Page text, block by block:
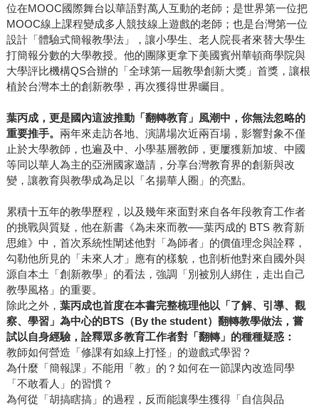
位在MOOC國際舞台以華語對萬人互動的老師；是世界第一位把
MOOC線上課程變成多人競技線上遊戲的老師；也是台灣第一位
設計「體驗式簡報教學法」，讓小學生、老人院長者來替大學生
打簡報分數的大學教授。他的團隊更拿下美國賓州華頓商學院與
大學評比機構QS合辦的「全球第一屆教學創新大獎」首獎，讓根
植於台灣本土的創新教學，再次獲得世界矚目。
葉丙成，更是國內這波推動「翻轉教育」風潮中，你無法忽略的
重要推手。 兩年來走訪各地、演講場次近兩百場，影響對象不僅
止於大學教師，也遍及中、小學基層教師，更屢獲新加坡、中國
等同以華人為主的亞洲國家邀請，分享台灣教育界的創新與改
變，讓教育與教學成為足以「名揚華人圈」的亮點。
累積十五年的教學歷程，以及幾年來面對來自各年段教育工作者
的挑戰與質疑，他在新書《為未來而教──葉丙成的 BTS 教育新
思維》中，首次系統性闡述他對「為師者」的價值理念與詮釋，
勾勒他所見的「未來人才」應有的樣貌，也剖析他對來自國外與
源自本土「創新教學」的看法，強調「別被別人綁住，走出自己
教學風格」的重要。
除此之外， 葉丙成也首度在本書完整梳理他以「了解、引導、觀
察、學習」為中心的BTS（By the student）翻轉教學做法，嘗
試以自身經驗，詮釋眾多教育工作者對「翻轉」的種種疑惑：
教師如何營造「修課有如線上打怪」的遊戲式學習？
為什麼「簡報課」不能用「教」的？如何在一節課內改造同學
「不敢看人」的習慣？
為何從「胡搞瞎搞」的過程，反而能讓學生獲得「自信與品